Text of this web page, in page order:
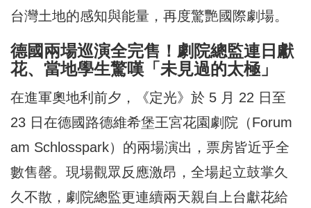
台灣土地的感知與能量，再度驚艷國際劇場。
德國兩場巡演全完售！劇院總監連日獻
花、當地學生驚嘆「未見過的太極」
在進軍奧地利前夕，《定光》於 5 月 22 日至
23 日在德國路德維希堡王宮花園劇院（Forum
am Schlosspark）的兩場演出，票房皆近乎全
數售罄。現場觀眾反應激昂，全場起立鼓掌久
久不散，劇院總監更連續兩天親自上台獻花給